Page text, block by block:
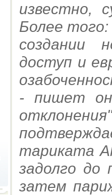
известно,
Более того:
создании
доступ и
- пишет он
тариката
задолго до
затем